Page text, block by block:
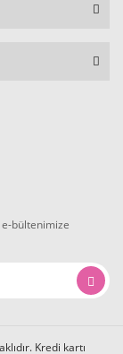
bültenimize
Kredi kartı